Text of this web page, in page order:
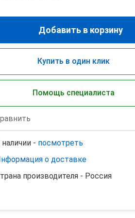
Добавить в корзину
Купить в один клик
Помощь специалиста
наличии - посмотреть
о доставке
производителя - Россия